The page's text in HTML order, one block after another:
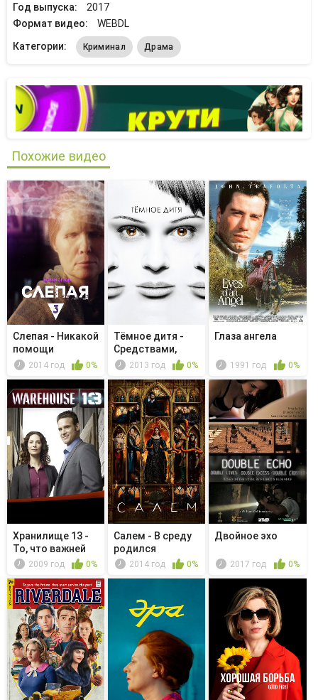
Год выпуска:
2017
Формат видео:
WEBDL
Категории:
Криминал Драма
Похожие видео
Слепая - Никакой
помощи
2014 год 0%
Тёмное дитя -
Средствами,
никогда дос...
2013 год 0%
Глаза ангела
1991 год 0%
Хранилище 13 -
То, что важней
всего2009 год 0%
Салем - В среду
родился
2014 год 0%
Двойное эхо
2017 год 0%